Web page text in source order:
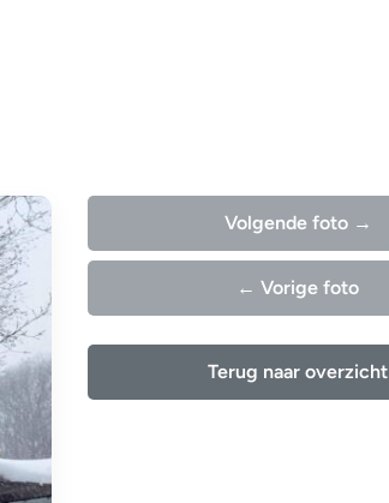
Volgende foto →
← Vorige foto
Terug naar overzicht